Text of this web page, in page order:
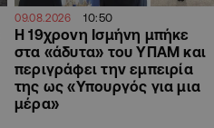
09.08.2026 10:50
Η 19χρονη Ισμήνη μπήκε
στα «άδυτα» του ΥΠΑΜ και
περιγράφει την εμπειρία
της ως «Υπουργός για μια
μέρα»